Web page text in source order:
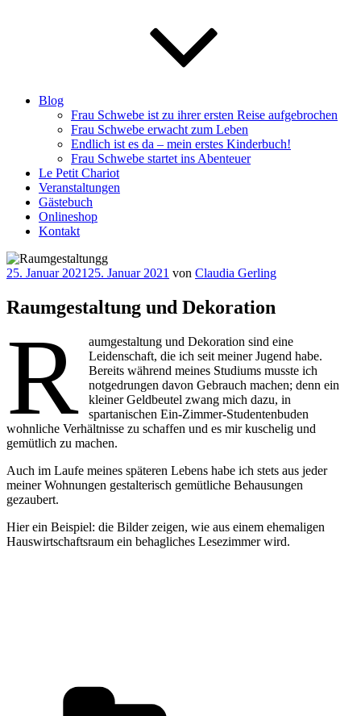
Blog
Frau Schwebe ist zu ihrer ersten Reise aufgebrochen
Frau Schwebe erwacht zum Leben
Endlich ist es da – mein erstes Kinderbuch!
Frau Schwebe startet ins Abenteuer
Le Petit Chariot
Veranstaltungen
Gästebuch
Onlineshop
Kontakt
Veröffentlicht
25. Januar 2021 25. Januar 2021 von Claudia Gerling
Raumgestaltung und Dekoration
R
aumgestaltung und Dekoration sind eine
Leidenschaft, die ich seit meiner Jugend habe.
Bereits während meines Studiums musste ich
notgedrungen davon Gebrauch machen; denn ein
kleiner Geldbeutel zwang mich dazu, in
spartanischen Ein-Zimmer-Studentenbuden
wohnliche Verhältnisse zu schaffen und es mir kuschelig und
gemütlich zu machen.
Auch im Laufe meines späteren Lebens habe ich stets aus jeder
meiner Wohnungen gestalterisch gemütliche Behausungen
gezaubert.
Hier ein Beispiel: die Bilder zeigen, wie aus einem ehemaligen
Hauswirtschaftsraum ein behagliches Lesezimmer wird.